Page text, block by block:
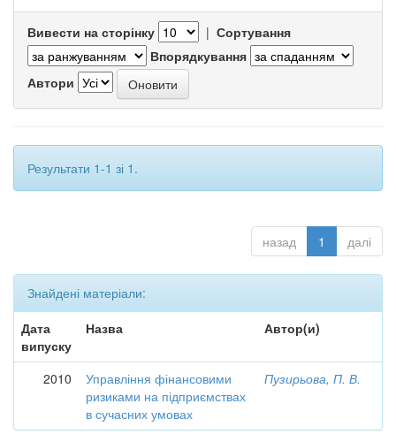
Вивести на сторінку | Сортування
Впорядкування
Автори
Результати 1-1 зі 1.
назад 1 далі
Знайдені матеріали:
Дата
випуску
Назва Автор(и)
2010
Управління фінансовими
ризиками на підприємствах
в сучасних умовах
Пузирьова, П. В.